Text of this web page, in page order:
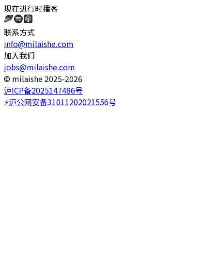
现在进行时播客
联系方式
info@milaishe.com
加入我们
jobs@milaishe.com
©️ milaishe 2025-2026
沪ICP备2025147486号
⚡️沪公网安备31011202021556号